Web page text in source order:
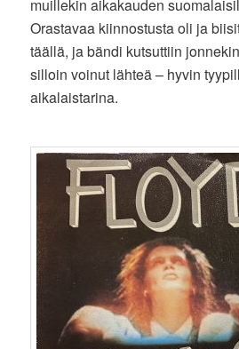
muillekin aikakauden
Orastavaa kiinnostusta oli ja
täällä, ja bändi kutsuttiin
silloin voinut lähteä – hyvin
aikalaistarina.